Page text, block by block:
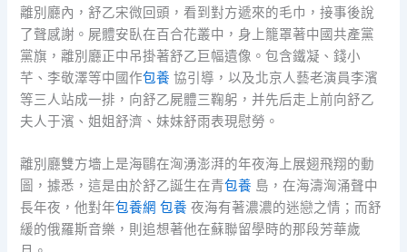
離別廳內，舒乙宋微回頭，看到對方遞來的毛巾，接事後說
了聲感謝。屍體安臥在百合花叢中，身上籠罩著中國共產黨
黨旗，離別廳正中吊掛著舒乙巨幅遺像。包含鐵凝、錢小
芊、李敬澤等中國作包養 協引導，以及北京人藝老演員李濱
等三人站成一排，向舒乙屍體三鞠躬，并先后走上前向舒乙
夫人于濱、姐姐舒濟、妹妹舒雨表現慰勞。
離別廳雙方墻上是海鷗在洶湧澎湃的年夜海上展翅飛翔的動
圖，據悉，這是由於舒乙誕生在青包養 島，在海濤洶涌聲中
長年夜，他對年包養網 包養 夜海有著濃濃的迷戀之情；而舒
緩的俄羅斯音樂，則追想著他在蘇聯留學時的那段芳華歲